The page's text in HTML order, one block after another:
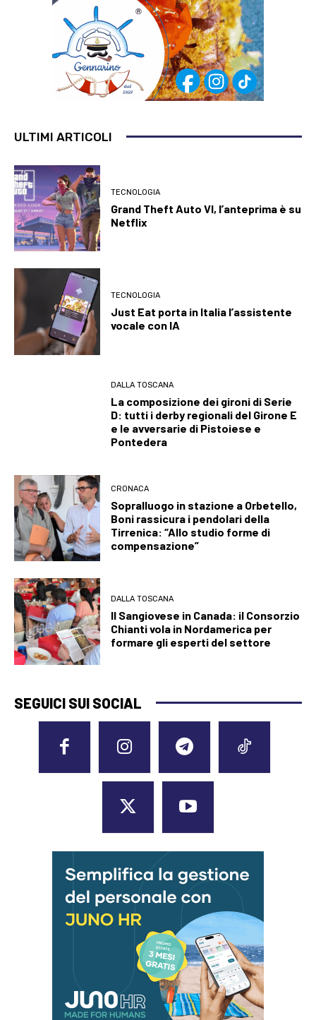
ULTIMI ARTICOLI
TECNOLOGIA
Grand Theft Auto VI, l’anteprima è su
Netflix
TECNOLOGIA
Just Eat porta in Italia l’assistente
vocale con IA
DALLA TOSCANA
La composizione dei gironi di Serie
D: tutti i derby regionali del Girone E
e le avversarie di Pistoiese e
Pontedera
CRONACA
Sopralluogo in stazione a Orbetello,
Boni rassicura i pendolari della
Tirrenica: “Allo studio forme di
compensazione”
DALLA TOSCANA
Il Sangiovese in Canada: il Consorzio
Chianti vola in Nordamerica per
formare gli esperti del settore
SEGUICI SUI SOCIAL